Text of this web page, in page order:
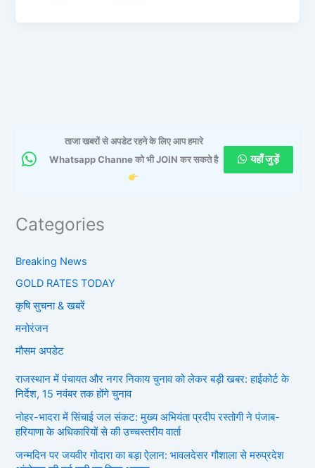
ताजा खबरों से अपडेट रहने के लिए आप हमारे
Whatsapp Channe को भी JOIN कर सकते है
यहाँ जुड़ें
Categories
Breaking News
GOLD RATES TODAY
कृषि सुचना & खबरें
मनोरंजन
मौसम अपडेट
राजस्थान में पंचायत और नगर निकाय चुनाव को लेकर बड़ी खबर: हाईकोर्ट के
निर्देश, 15 नवंबर तक होंगे चुनाव
नोहर-भादरा में सिंचाई जल संकट: मुख्य अभियंता प्रदीप रस्तोगी ने पंजाब-
हरियाणा के अधिकारियों से की उच्चस्तरीय वार्ता
जन्मदिन पर जयवीर गोदारा का बड़ा ऐलान: भावलदेसर गौशाला से मरुप्रदेश